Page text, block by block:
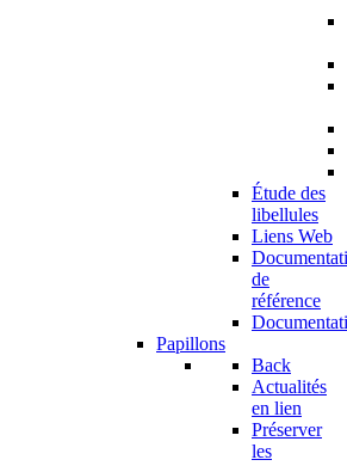
Étude des
libellules
Liens Web
de
référence
Papillons
Back
Actualités
en lien
Préserver
les